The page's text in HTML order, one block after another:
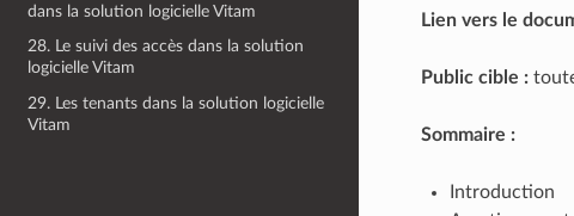
dans la solution logicielle Vitam
28. Le suivi des accès dans la solution
logicielle Vitam
29. Les tenants dans la solution logicielle
Vitam
Lien vers le
Public cible :
Sommaire :
Introduction